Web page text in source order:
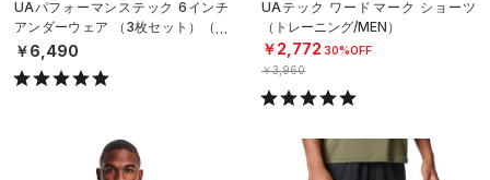
UAパフォーマンステック 6インチ
アンダーウェア （3枚セット）（ト
レーニング/MEN）
￥6,490
UAテック ワードマーク ショーツ
（トレーニング/MEN）
￥2,772 30%OFF
￥3,960